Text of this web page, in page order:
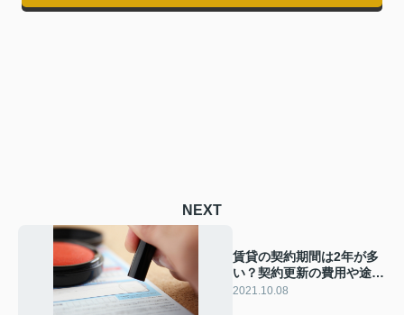
NEXT
賃貸の契約期間は2年が多
い？契約更新の費用や途中
解約について解説！
2021.10.08